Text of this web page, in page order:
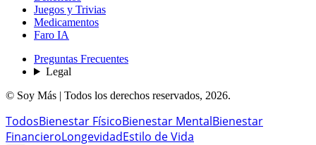
Juegos y Trivias
Medicamentos
Faro IA
Preguntas Frecuentes
Legal
© Soy Más | Todos los derechos reservados, 2026.
TodosBienestar FísicoBienestar MentalBienestar
FinancieroLongevidadEstilo de Vida